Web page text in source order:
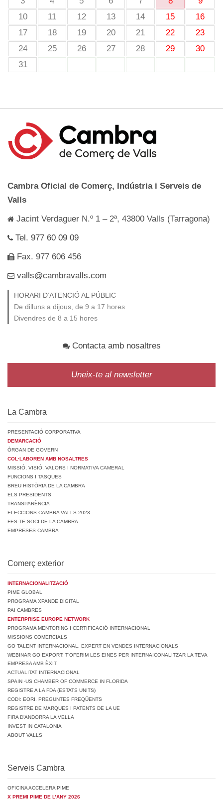
10
11 12 13 14 15
16
17
18 19 20 21 22
23
24
25 26 27 28 29
30
31
Cambra Oficial de Comerç, Indústria i Serveis de
Valls
Jacint Verdaguer N.º 1 – 2ª, 43800 Valls (Tarragona)
Tel. 977 60 09 09
Fax. 977 606 456
valls@cambravalls.com
HORARI D’ATENCIÓ AL PÚBLIC
De dilluns a dijous, de 9 a 17 hores
Divendres de 8 a 15 hores
Contacta amb nosaltres
Uneix-te al newsletter
La Cambra
PRESENTACIÓ CORPORATIVA
DEMARCACIÓ
ÒRGAN DE GOVERN
COL·LABOREN AMB NOSALTRES
MISSIÓ, VISIÓ, VALORS I NORMATIVA CAMERAL
FUNCIONS I TASQUES
BREU HISTÒRIA DE LA CAMBRA
ELS PRESIDENTS
TRANSPARÈNCIA
ELECCIONS CAMBRA VALLS 2023
FES-TE SOCI DE LA CAMBRA
EMPRESES CAMBRA
Comerç exterior
INTERNACIONALITZACIÓ
PIME GLOBAL
PROGRAMA XPANDE DIGITAL
PAI CAMBRES
ENTERPRISE EUROPE NETWORK
PROGRAMA MENTORING I CERTIFICACIÓ INTERNACIONAL
MISSIONS COMERCIALS
GO TALENT INTERNACIONAL. EXPERT EN VENDES INTERNACIONALS
WEBINAR GO EXPORT: T’OFERIM LES EINES PER INTERNAICONALITZAR LA TEVA
EMPRESA AMB ÈXIT
ACTUALITAT INTERNACIONAL
SPAIN -US CHAMBER OF COMMERCE IN FLORIDA
REGISTRE A LA FDA (ESTATS UNITS)
CODI: EORI. PREGUNTES FREQÜENTS
REGISTRE DE MARQUES I PATENTS DE LA UE
FIRA D’ANDORRA LA VELLA
INVEST IN CATALONIA
ABOUT VALLS
Serveis Cambra
OFICINA ACCELERA PIME
X PREMI PIME DE L’ANY 2026